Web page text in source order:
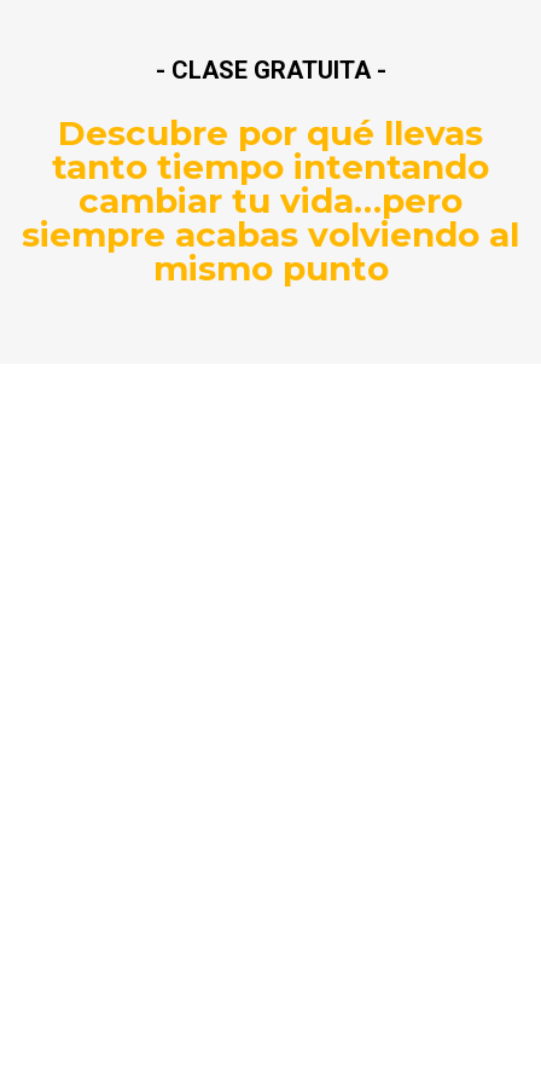
- CLASE GRATUITA -
Descubre por qué llevas
tanto tiempo intentando
cambiar tu vida…pero
siempre acabas volviendo al
mismo punto